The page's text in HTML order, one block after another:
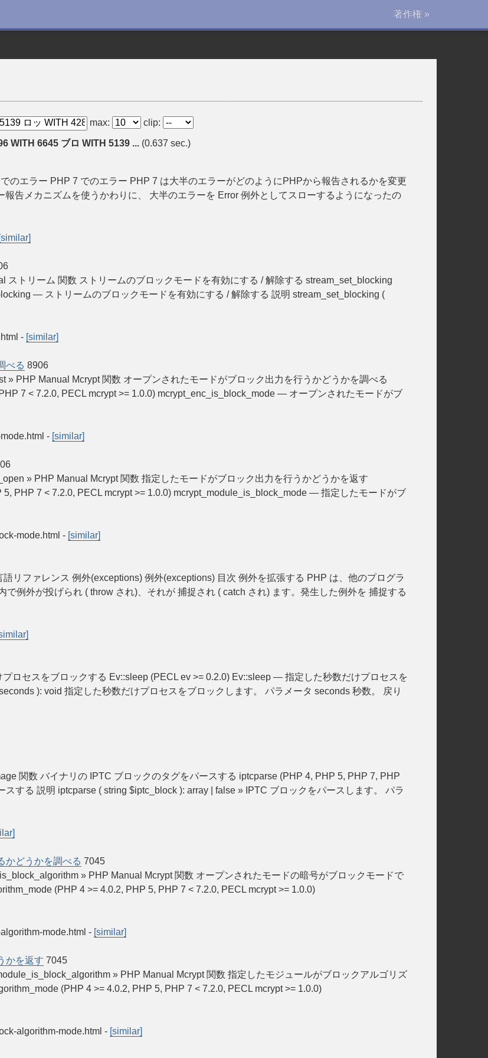
著作権 »
max: clip:
WITH 6645 ブロ WITH 5139 ... (0.637 sec.)
のエラー PHP 7 でのエラー PHP 7 は大半のエラーがどのようにPHPから報告されるかを変更
告メカニズムを使うかわりに、 大半のエラーを Error 例外としてスローするようになったの
[similar]
ストリーム 関数 ストリームのブロックモードを有効にする / 解除する stream_set_blocking
— ストリームのブロックモードを有効にする / 解除する 説明 stream_set_blocking (
- [similar]
べる 8906
» PHP Manual Mcrypt 関数 オープンされたモードがブロック出力を行うかどうかを調べる
7 < 7.2.0, PECL mcrypt >= 1.0.0) mcrypt_enc_is_block_mode — オープンされたモードがブ
- [similar]
» PHP Manual Mcrypt 関数 指定したモードがブロック出力を行うかどうかを返す
PHP 7 < 7.2.0, PECL mcrypt >= 1.0.0) mcrypt_module_is_block_mode — 指定したモードがブ
mode.html - [similar]
リファレンス 例外(exceptions) 例外(exceptions) 目次 例外を拡張する PHP は、他のプログラ
例外が投げられ ( throw され)、それが 捕捉され ( catch され) ます。発生した例外を 捕捉する
ロセスをブロックする Ev::sleep (PECL ev >= 0.2.0) Ev::sleep — 指定した秒数だけプロセスを
): void 指定した秒数だけプロセスをブロックします。 パラメータ seconds 秒数。 戻り
関数 バイナリの IPTC ブロックのタグをパースする iptcparse (PHP 4, PHP 5, PHP 7, PHP
する 説明 iptcparse ( string $iptc_block ): array | false » IPTC ブロックをパースします。 パラ
かどうかを調べる 7045
» PHP Manual Mcrypt 関数 オープンされたモードの暗号がブロックモードで
(PHP 4 >= 4.0.2, PHP 5, PHP 7 < 7.2.0, PECL mcrypt >= 1.0.0)
mode.html - [similar]
かを返す 7045
» PHP Manual Mcrypt 関数 指定したモジュールがブロックアルゴリズ
(PHP 4 >= 4.0.2, PHP 5, PHP 7 < 7.2.0, PECL mcrypt >= 1.0.0)
algorithm-mode.html - [similar]